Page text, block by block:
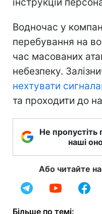
Водночас у
перебування на
час масованих
небезпеку.
нехтувати
та проходити до
Не пропустіть
наші
Або читайте
Більше по темі: